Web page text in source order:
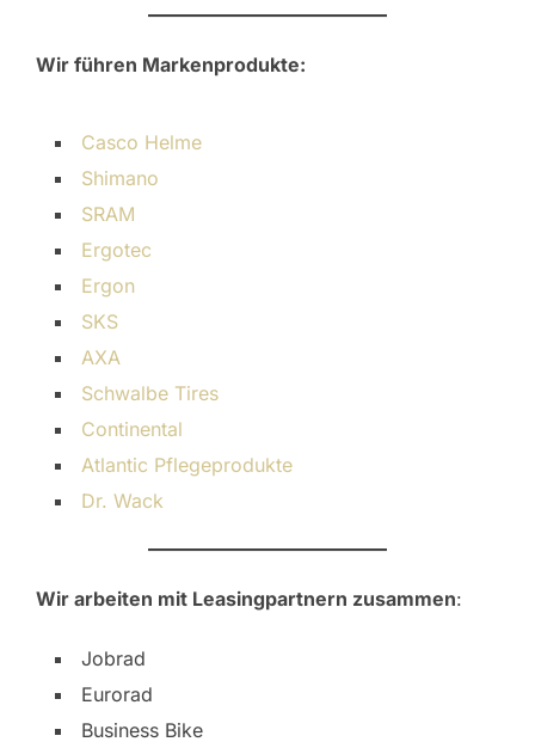
Wir führen Markenprodukte:
Casco Helme
Shimano
SRAM
Ergotec
Ergon
SKS
AXA
Schwalbe Tires
Continental
Atlantic Pflegeprodukte
Dr. Wack
Wir arbeiten mit Leasingpartnern zusammen:
Jobrad
Eurorad
Business Bike